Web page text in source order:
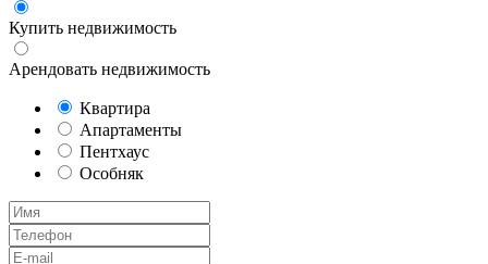
Купить недвижимость
Арендовать недвижимость
Квартира
Апартаменты
Пентхаус
Особняк